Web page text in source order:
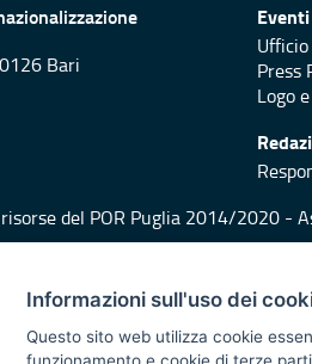
Bari
Press
Logo
del POR Puglia 2014/2020 -
Informazioni sull'uso dei
Questo sito web utilizza cookie